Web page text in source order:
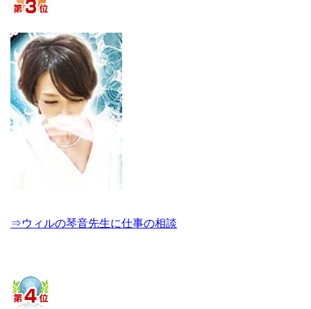
⇒ウィルの琴音先生に仕事の相談